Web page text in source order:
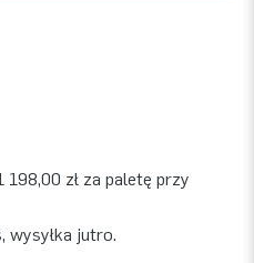
zł za paletę przy
wysyłka jutro.